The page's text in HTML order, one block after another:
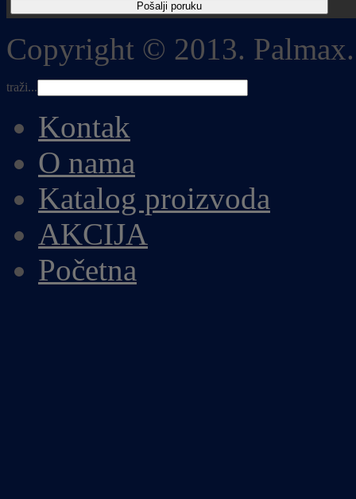
Copyright © 2013.
traži...
Kontak
O nama
Katalog proizvoda
AKCIJA
Početna